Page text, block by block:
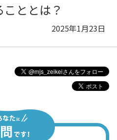
ととは？
2025年1月23日